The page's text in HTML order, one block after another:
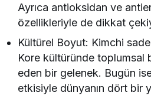
Ayrıca antioksidan ve
özellikleriyle de dikkat
Kültürel Boyut: Kimchi
Kore kültüründe toplumsal
eden bir gelenek. Bugün
etkisiyle dünyanın dört bir